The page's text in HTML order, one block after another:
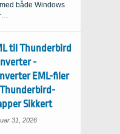
både Windows
til Thunderbird
-
EML-filer
Sikkert
31, 2026